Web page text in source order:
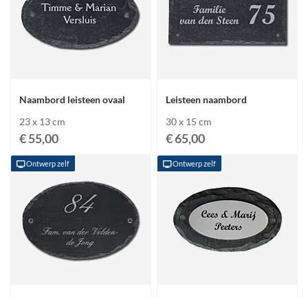
steen.
Naambord leisteen ovaal
23 x 13 cm
€ 55,00
Leisteen naambord
30 x 15 cm
€ 65,00
Ontwerp zelf Ontwerp zelf